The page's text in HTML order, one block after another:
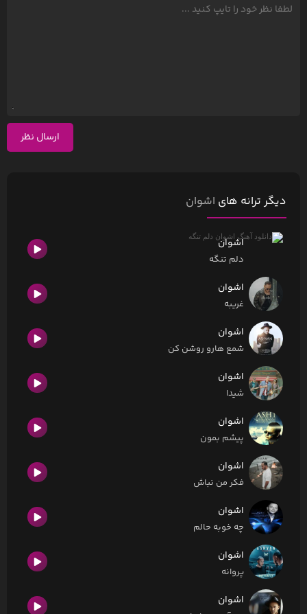
ارسال نظر
دیگر ترانه های اشوان
اشوان
دلم تنگه
اشوان
غریبه
اشوان
شمع هارو روشن کن
اشوان
شیدا
اشوان
پیشم بمون
اشوان
فکر من نباش
اشوان
چه خوبه حالم
اشوان
پروانه
اشوان